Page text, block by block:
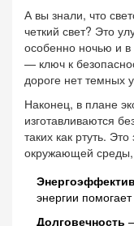
А вы знали, что
четкий свет? Это
особенно ночью и
— ключ к
дороге нет темных
Наконец, в плане
изготавливаются
таких как ртуть.
окружающей среды,
энергии
Долговечность